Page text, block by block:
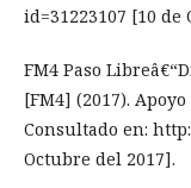
id=31223107 [10 de
FM4 Paso
[FM4] (2017).
Consultado en:
Octubre del 2017].